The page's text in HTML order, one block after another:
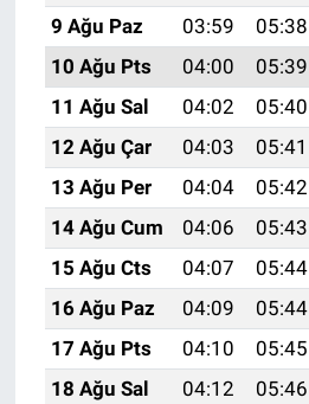
9 Ağu Paz
03:59 05:38
10 Ağu Pts
04:00 05:39
11 Ağu Sal
04:02 05:40
12 Ağu Çar
04:03 05:41
13 Ağu Per
04:04 05:42
14 Ağu Cum
04:06 05:43
15 Ağu Cts
04:07 05:44
16 Ağu Paz
04:09 05:44
17 Ağu Pts
04:10 05:45
18 Ağu Sal
04:12 05:46